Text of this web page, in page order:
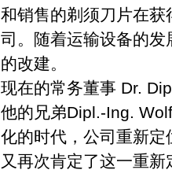
和销售的剃须刀片在
司。随着运输设备的
的改建。
现在的常务董事 Dr.
他的兄弟Dipl.-Ing.
化的时代，公司重新
又再次肯定了这一重